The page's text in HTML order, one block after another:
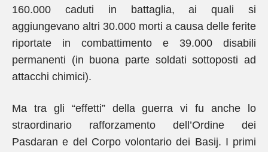
160.000 caduti in battaglia, ai quali si
aggiungevano altri 30.000 morti a causa delle ferite
riportate in combattimento e 39.000 disabili
permanenti (in buona parte soldati sottoposti ad
attacchi chimici).
Ma tra gli “effetti” della guerra vi fu anche lo
straordinario rafforzamento dell’Ordine dei
Pasdaran e del Corpo volontario dei Basij. I primi